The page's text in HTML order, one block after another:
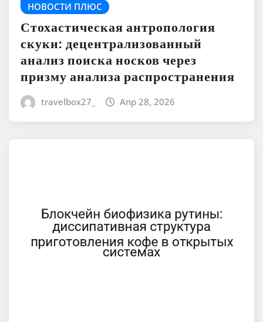
НОВОСТИ ПЛЮС
Стохастическая антропология
скуки: децентрализованный
анализ поиска носков через
призму анализа распространения
travelbox27_ Апр 28, 2026